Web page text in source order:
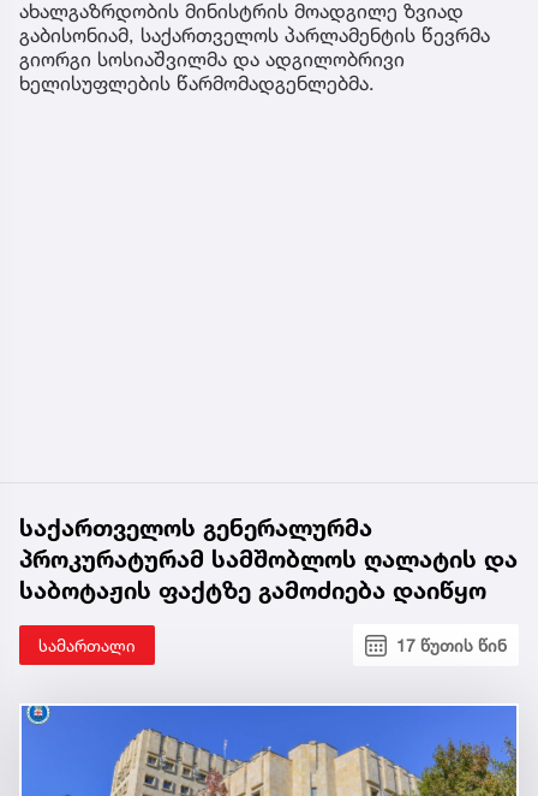
ახალგაზრდობის მინისტრის მოადგილე ზვიად
გაბისონიამ, საქართველოს პარლამენტის წევრმა
გიორგი სოსიაშვილმა და ადგილობრივი
ხელისუფლების წარმომადგენლებმა.
საქართველოს გენერალურმა
პროკურატურამ სამშობლოს ღალატის და
საბოტაჟის ფაქტზე გამოძიება დაიწყო
სამართალი 17 წუთის წინ